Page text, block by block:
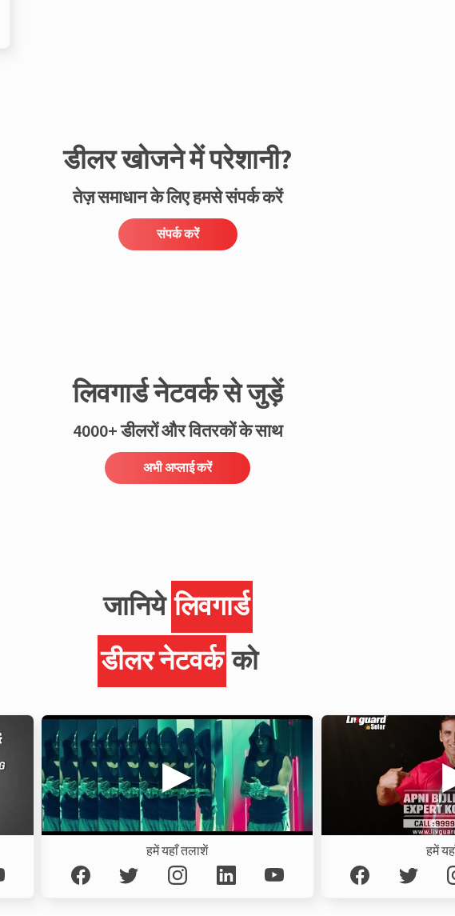
डीलर खोजने में परेशानी?
तेज़ समाधान के लिए हमसे संपर्क करें
संपर्क करें
लिवगार्ड नेटवर्क से जुड़ें
4000+ डीलरों और वितरकों के साथ
अभी अप्लाई करें
जानियेलिवगार्ड
डीलर नेटवर्क को
हमें यहाँ तलाशें हमें